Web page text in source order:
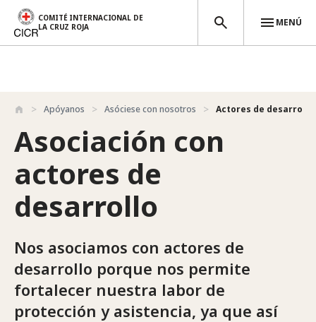
Pasar al contenido principal
COMITÉ INTERNACIONAL DE
LA CRUZ ROJA
MENÚ
Apóyanos Asóciese con nosotros Actores de desarrollo
Asociación con
actores de
desarrollo
Nos asociamos con actores de
desarrollo porque nos permite
fortalecer nuestra labor de
protección y asistencia, ya que así